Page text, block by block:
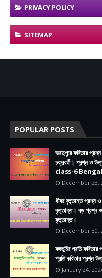
PRIVACY POLICY
SITEMAP
POPULAR POSTS
ভরদুপুরে কবিতার
চক্রবর্তী। প্রশ্ন ও
class-6
December 23,
ধীবর বৃত্তান্ত প্রশ্ন
বৃত্তান্ত। বড় প্রশ্ন ও
বৃত্তান্ত।
December 30,
বঙ্গভূমির প্রতি
প্রতি কবিতার প্রশ্ন
January 24,